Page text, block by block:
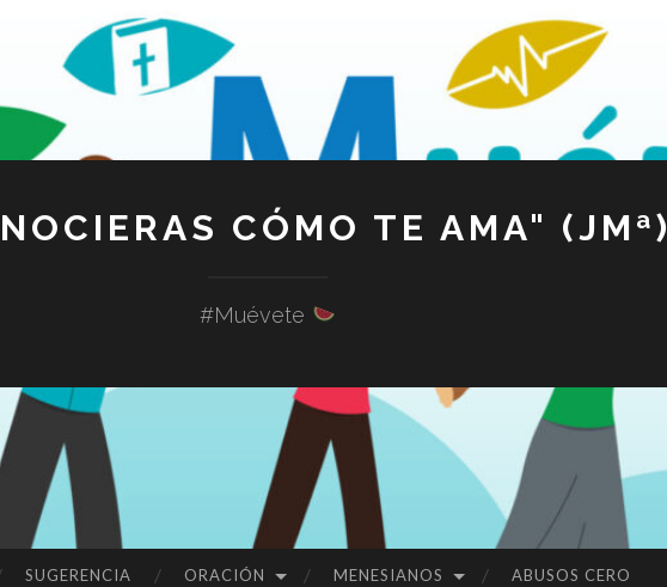
CÓMO TE AMA" (JMª)
#Muévete
SUGERENCIA ORACIÓN MENESIANOS ABUSOS CERO